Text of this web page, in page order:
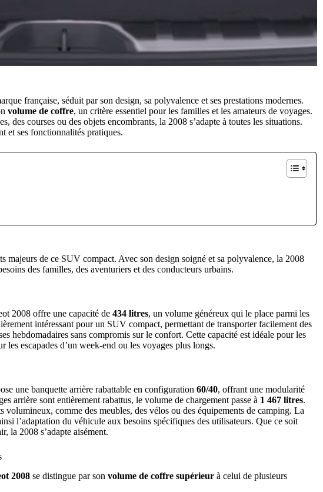
française, séduit par son design, sa polyvalence et ses prestations modernes.
volume de coffre, un critère essentiel pour les familles et les amateurs de voyages.
des courses ou des objets encombrants, la 2008 s’adapte à toutes les situations.
et ses fonctionnalités pratiques.
majeurs de ce SUV compact. Avec son design soigné et sa polyvalence, la 2008
des familles, des aventuriers et des conducteurs urbains.
2008 offre une capacité de 434 litres, un volume généreux qui le place parmi les
intéressant pour un SUV compact, permettant de transporter facilement des
hebdomadaires sans compromis sur le confort. Cette capacité est idéale pour les
les escapades d’un week-end ou les voyages plus longs.
une banquette arrière rabattable en configuration 60/40, offrant une modularité
arrière sont entièrement rabattus, le volume de chargement passe à 1 467 litres.
volumineux, comme des meubles, des vélos ou des équipements de camping. La
l’adaptation du véhicule aux besoins spécifiques des utilisateurs. Que ce soit
la 2008 s’adapte aisément.
2008 se distingue par son volume de coffre supérieur à celui de plusieurs